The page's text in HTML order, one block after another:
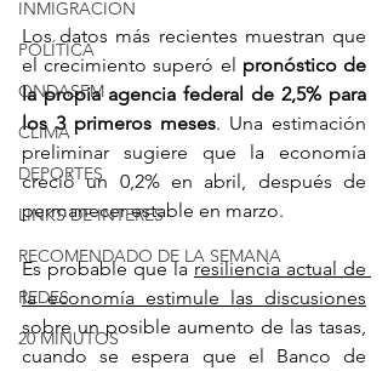
INMIGRACION
POLÍTICA
ONDASFM
CLIMA
DEPORTES
LINKS DE INTERES
RECOMENDADO DE LA SEMANA
REDES
20 MINUTOS
Los datos más recientes muestran que
el crecimiento superó el pronóstico de
la propia agencia federal de 2,5% para
los 3 primeros meses. Una estimación
preliminar sugiere que la economía
creció un 0,2% en abril, después de
permanecer estable en marzo.
Es probable que la resiliencia actual de
la economía estimule las discusiones
sobre un posible aumento de las tasas,
cuando se espera que el Banco de